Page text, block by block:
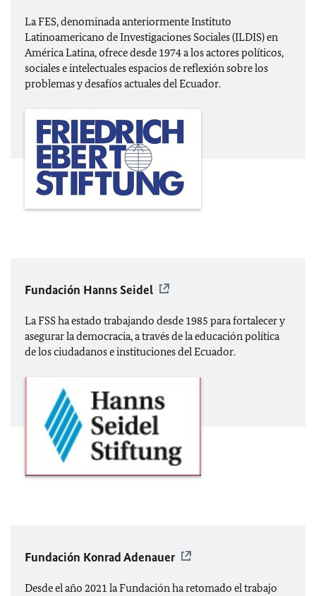
La FES, denominada anteriormente Instituto
Latinoamericano de Investigaciones Sociales (ILDIS) en
América Latina, ofrece desde 1974 a los actores políticos,
sociales e intelectuales espacios de reflexión sobre los
problemas y desafíos actuales del Ecuador.
Fundación Hanns Seidel
La FSS ha estado trabajando desde 1985 para fortalecer y
asegurar la democracia, a través de la educación política
de los ciudadanos e instituciones del Ecuador.
Fundación Konrad Adenauer
Desde el año 2021 la Fundación ha retomado el trabajo